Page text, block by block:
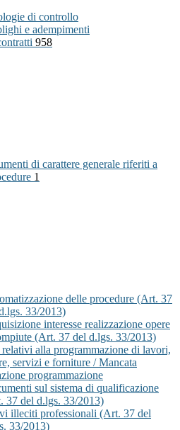
di controllo
e adempimenti
958
di carattere generale riferiti a
1
delle procedure (Art. 37
33/2013)
interesse realizzazione opere
(Art. 37 del d.lgs. 33/2013)
alla programmazione di lavori,
servizi e forniture / Mancata
programmazione
sul sistema di qualificazione
37 del d.lgs. 33/2013)
illeciti professionali (Art. 37 del
33/2013)